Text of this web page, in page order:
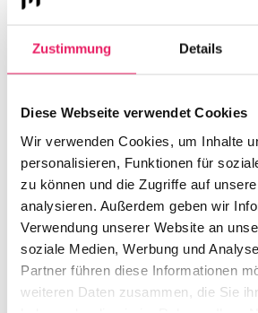
Zustimmung Details
Diese Webseite verwendet Cookies
Wir verwenden Cookies, um Inhalte
personalisieren, Funktionen für
zu können und die Zugriffe auf
analysieren. Außerdem geben wir
Verwendung unserer Website an
soziale Medien, Werbung und
Partner führen diese Informationen
weiteren Daten zusammen, die Sie